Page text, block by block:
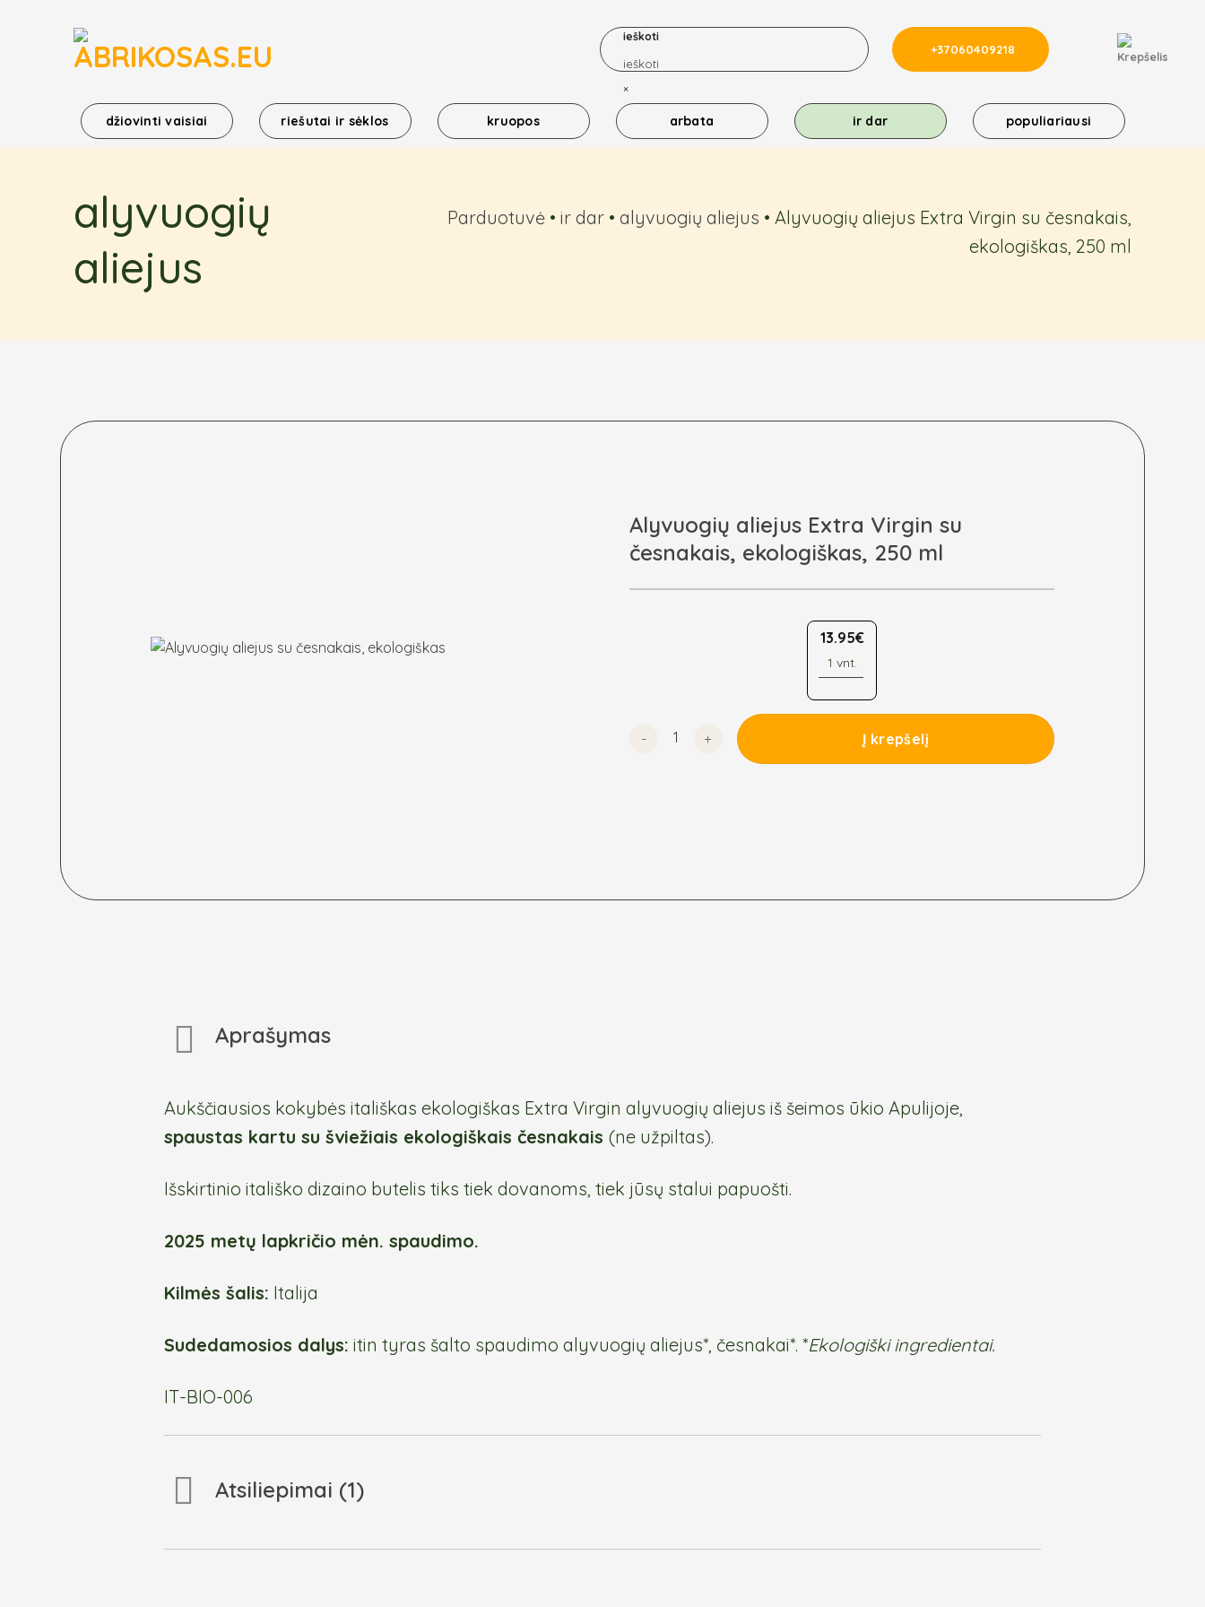
ieškoti
×
+37060409218
džiovinti vaisiai riešutai ir sėklos kruopos arbata ir dar populiariausi
alyvuogių
aliejus
Parduotuvė• ir dar• alyvuogių aliejus • Alyvuogių aliejus Extra Virgin su česnakais,
ekologiškas, 250 ml
Alyvuogių aliejus Extra Virgin su
česnakais, ekologiškas, 250 ml
13.95€
1 vnt.
produkto kiekis: Alyvuogių aliejus Extra Virgin su česnakais, ekologiškas, 250 ml
Į krepšelį
Aprašymas
Aukščiausios kokybės itališkas ekologiškas Extra Virgin alyvuogių aliejus iš šeimos ūkio Apulijoje,
spaustas kartu su šviežiais ekologiškais česnakais (ne užpiltas).
Išskirtinio itališko dizaino butelis tiks tiek dovanoms, tiek jūsų stalui papuošti.
2025 metų lapkričio mėn. spaudimo.
Kilmės šalis: Italija
Sudedamosios dalys: itin tyras šalto spaudimo alyvuogių aliejus*, česnakai*. *Ekologiški ingredientai.
IT-BIO-006
Atsiliepimai (1)